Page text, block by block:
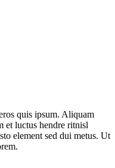
quis ipsum. Aliquam
et luctus hendre ritnisl
element sed dui metus. Ut